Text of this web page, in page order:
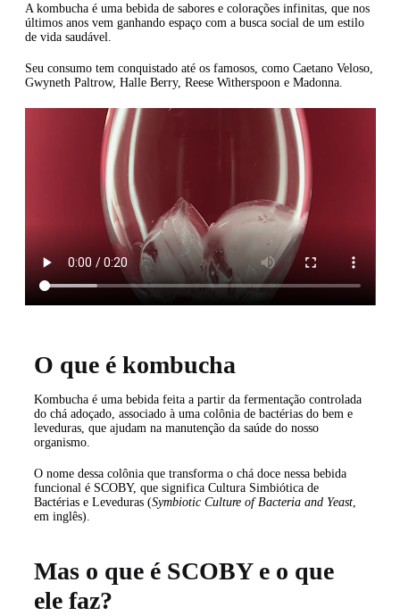
A kombucha é uma bebida de sabores e colorações infinitas, que nos
últimos anos vem ganhando espaço com a busca social de um estilo
de vida saudável.
Seu consumo tem conquistado até os famosos, como Caetano Veloso,
Gwyneth Paltrow, Halle Berry, Reese Witherspoon e Madonna.
O que é kombucha
Kombucha é uma bebida feita a partir da fermentação controlada
do chá adoçado, associado à uma colônia de bactérias do bem e
leveduras, que ajudam na manutenção da saúde do nosso
organismo.
O nome dessa colônia que transforma o chá doce nessa bebida
funcional é SCOBY, que significa Cultura Simbiótica de
Bactérias e Leveduras (Symbiotic Culture of Bacteria and Yeast,
em inglês).
Mas o que é SCOBY e o que
ele faz?